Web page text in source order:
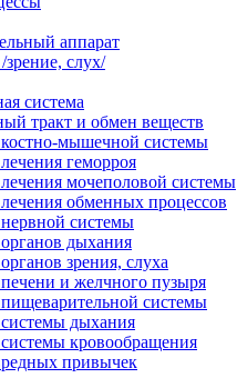
аппарат
слух/
система
тракт и обмен веществ
мышечной системы
геморроя
мочеполовой системы
обменных процессов
системы
дыхания
зрения, слуха
и желчного пузыря
системы
дыхания
кровообращения
привычек